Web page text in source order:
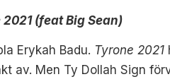
2021 (feat Big Sean)
Erykah Badu. Tyrone 2021
av. Men Ty Dollah Sign